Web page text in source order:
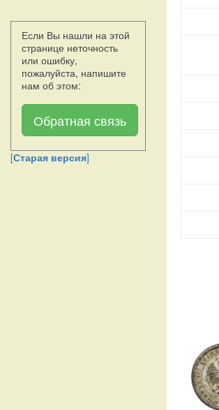
Если Вы нашли на этой
странице неточность
или ошибку,
пожалуйста, напишите
нам об этом:
Обратная связь
[Старая версия]